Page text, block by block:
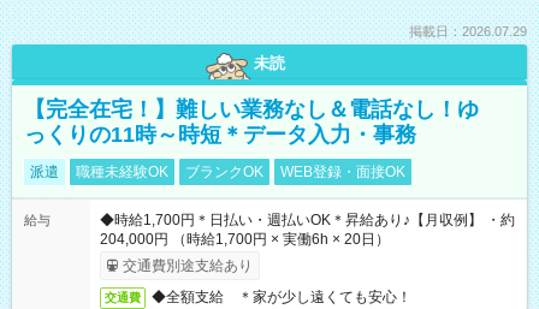
掲載日：2026.07.29
未読
【完全在宅！】難しい業務なし＆電話なし！ゆ
っくりの11時～時短＊データ入力・事務
派遣 職種未経験OK ブランクOK WEB登録・面接OK
給与
◆時給1,700円＊日払い・週払いOK＊昇給あり♪【月収例】 ・約
204,000円 （時給1,700円 × 実働6h × 20日）
交通費別途支給あり
交通費 ◆全額支給 ＊家が少し遠くても安心！